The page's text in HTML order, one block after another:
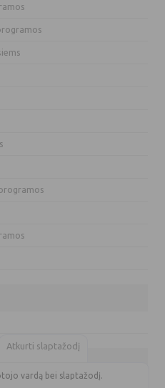
Atkurti slaptažodį
vardą bei slaptažodį.